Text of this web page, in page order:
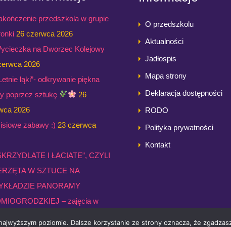
przedszkola w grupie
26 czerwca 2026
na Dworzec Kolejowy
2026
łąki”- odkrywanie piękna
poprzez sztukę
26
2026
zabawy :) 23 czerwca
I ŁACIATE”, CZYLI
W SZTUCE NA
PANORAMY
– zajęcia w
O przedszkolu
Aktualności
Jadłospis
Mapa strony
Deklaracja dostępności
RODO
Polityka prywatności
Kontakt
poziomie. Dalsze korzystanie ze strony oznacza, że